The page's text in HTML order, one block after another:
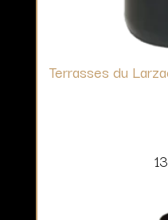
Terrasses du